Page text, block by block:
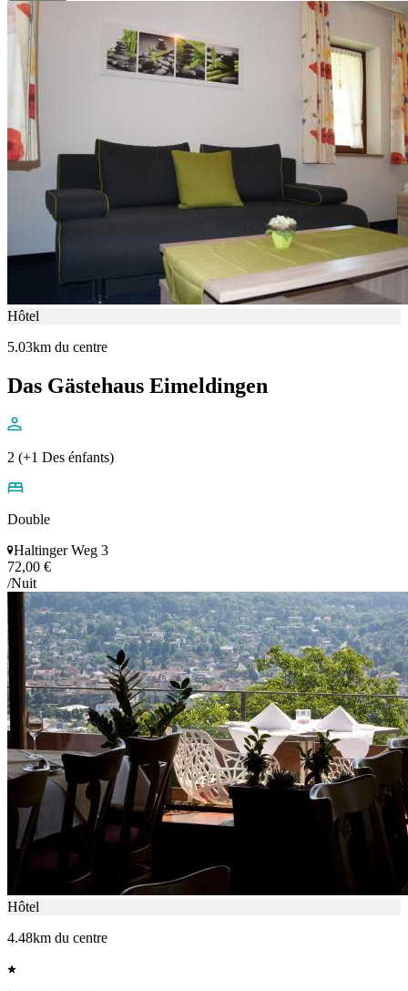
Hôtel
5.03km du centre
Das Gästehaus Eimeldingen
2 (+1 Des énfants)
Double
Haltinger Weg 3
72,00 €
/Nuit
Hôtel
4.48km du centre